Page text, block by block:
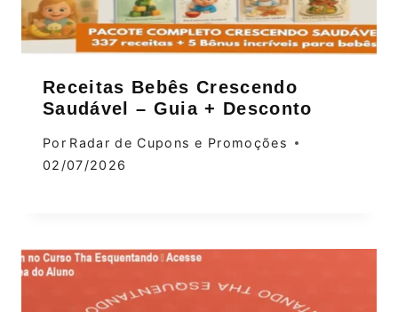
Receitas Bebês Crescendo
Saudável – Guia + Desconto
Por Radar de Cupons e Promoções
02/07/2026